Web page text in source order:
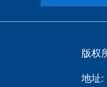
版权
地址: